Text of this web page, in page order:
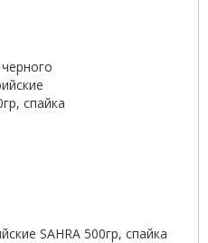
SAHRA 500гр, спайка